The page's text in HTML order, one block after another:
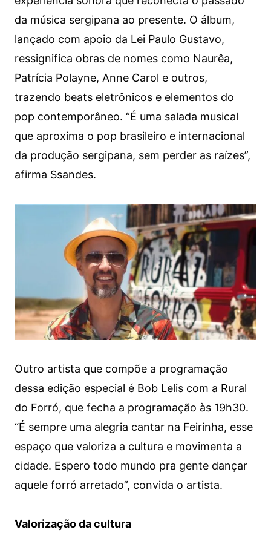
da música sergipana ao presente. O álbum,
lançado com apoio da Lei Paulo Gustavo,
ressignifica obras de nomes como Naurêa,
Patrícia Polayne, Anne Carol e outros,
trazendo beats eletrônicos e elementos do
pop contemporâneo. “É uma salada musical
que aproxima o pop brasileiro e internacional
da produção sergipana, sem perder as raízes”,
afirma Ssandes.
Outro artista que compõe a programação
dessa edição especial é Bob Lelis com a Rural
do Forró, que fecha a programação às 19h30.
“É sempre uma alegria cantar na Feirinha, esse
espaço que valoriza a cultura e movimenta a
cidade. Espero todo mundo pra gente dançar
aquele forró arretado”, convida o artista.
Valorização da cultura